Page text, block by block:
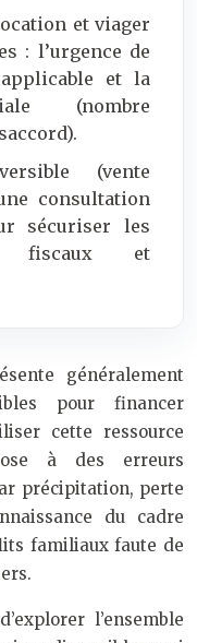
et viager
: l’urgence de
et la
(nombre
(vente
consultation
sécuriser les
fiscaux et
généralement
pour financer
cette ressource
à des erreurs
précipitation, perte
du cadre
familiaux faute de
l’ensemble